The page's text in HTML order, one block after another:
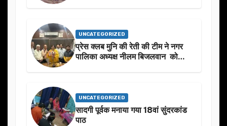
UNCATEGORIZED
प्रेस क्लब मुनि की रेती की टीम ने नगर
पालिका अध्यक्ष नीलम बिजलवान को
UNCATEGORIZED
सादगी पूर्वक मनाया गया 18वां सुंदरकांड
पाठ